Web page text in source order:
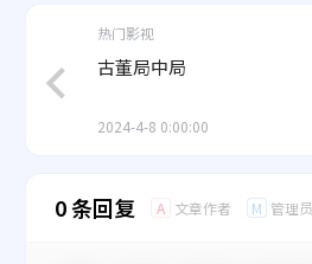
热门影视
古董局中局
2024-4-8 0:00:00
0 条回复 A 文章作者 M 管理员